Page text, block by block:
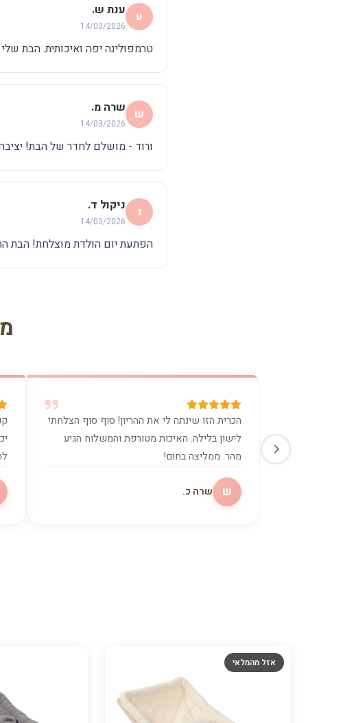
ע ענת ש.
14/03/2026
טרמפולינה יפה ואיכותית. הבת
ש שרה מ.
14/03/2026
ורוד - מושלם לחדר של הבת!
נ ניקול ד.
14/03/2026
הפתעת יום הולדת מוצלחת! הבת
הכרית הזו שינתה לי את ההריון! סוף סוף הצלחתי
לישון בלילה. האיכות מטורפת והמשלוח הגיע
מהר. ממליצה בחום!
ש שרה כ.
אזל מהמלאי